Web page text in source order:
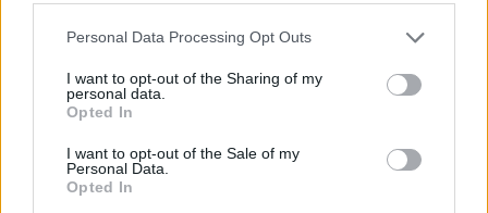
Personal Data Processing Opt Outs
I want to opt-out of the Sharing of my
personal data.
Opted In
I want to opt-out of the Sale of my
Personal Data.
Opted In
Wort Kreuz Level 1719
Wort Kreuz Level 1720
Wort Kreuz Level 1721
Wort Kreuz Level 1723
Wort Kreuz Level 1724